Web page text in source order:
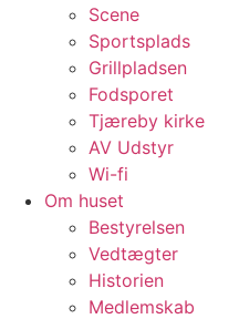
Scene
Sportsplads
Grillpladsen
Fodsporet
Tjæreby kirke
AV Udstyr
Wi-fi
Om huset
Bestyrelsen
Vedtægter
Historien
Medlemskab